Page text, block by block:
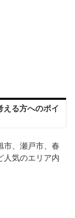
える方へのポイ
市、瀬戸市、春
人気のエリア内